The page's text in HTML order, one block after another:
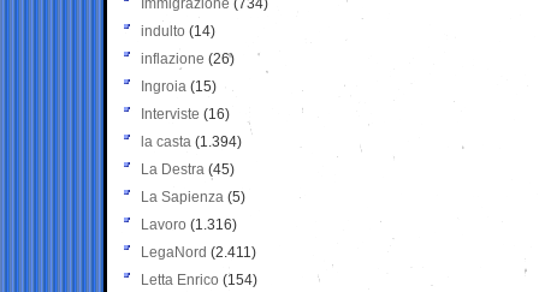
Immigrazione (734)
indulto (14)
inflazione (26)
Ingroia (15)
Interviste (16)
la casta (1.394)
La Destra (45)
La Sapienza (5)
Lavoro (1.316)
LegaNord (2.411)
Letta Enrico (154)